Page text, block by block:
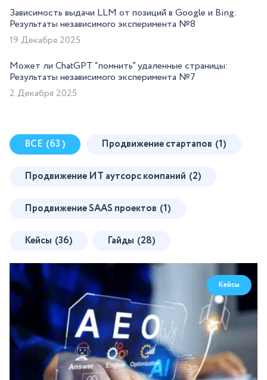
Зависимость выдачи LLM от позиций в Google и Bing:
Результаты независимого эксперимента №8
19 Декабря 2025
Может ли ChatGPT “помнить” удаленные страницы:
Результаты независимого эксперимента №7
2 Декабря 2025
ВСЕ (63 ) Продвижение стартапов (1)
Продвижение ИТ аутсорс компаний (2)
Продвижение SAAS проектов (1)
Кейсы (36) Гайды (28)
Кейсы